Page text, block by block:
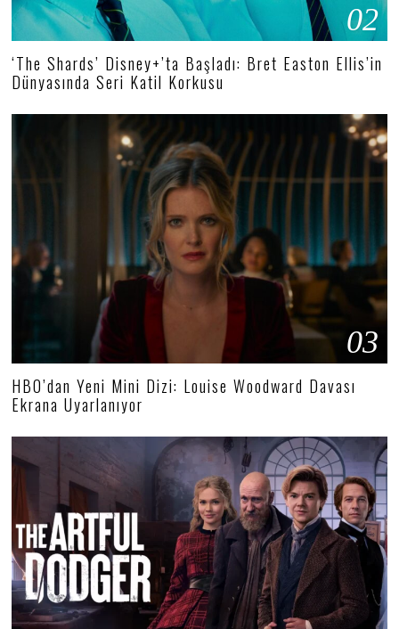
02
‘The Shards’ Disney+’ta Başladı: Bret Easton Ellis’in
Dünyasında Seri Katil Korkusu
03
HBO’dan Yeni Mini Dizi: Louise Woodward Davası
Ekrana Uyarlanıyor